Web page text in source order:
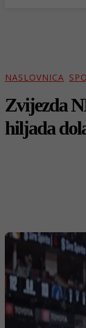
NASLOVNICA
Zvijezda
hiljada